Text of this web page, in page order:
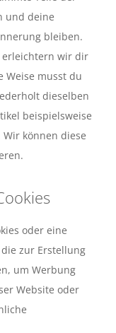
und deine
bleiben.
erleichtern wir dir
Weise musst du
dieselben
beispielsweise
können diese
oder eine
zur Erstellung
um Werbung
Website oder